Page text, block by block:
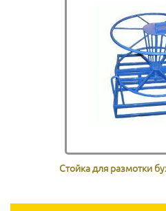
Стойка для размотки